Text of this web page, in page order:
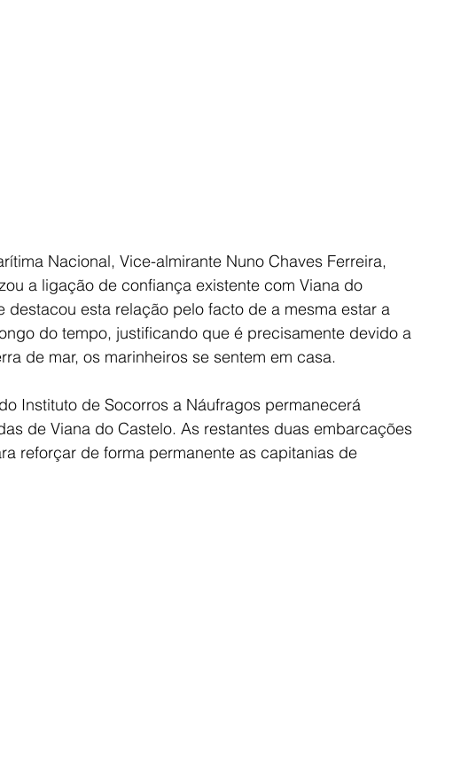
Nacional, Vice-almirante Nuno Chaves Ferreira,
a ligação de confiança existente com Viana do
destacou esta relação pelo facto de a mesma estar a
do tempo, justificando que é precisamente devido a
de mar, os marinheiros se sentem em casa.
Instituto de Socorros a Náufragos permanecerá
de Viana do Castelo. As restantes duas embarcações
reforçar de forma permanente as capitanias de